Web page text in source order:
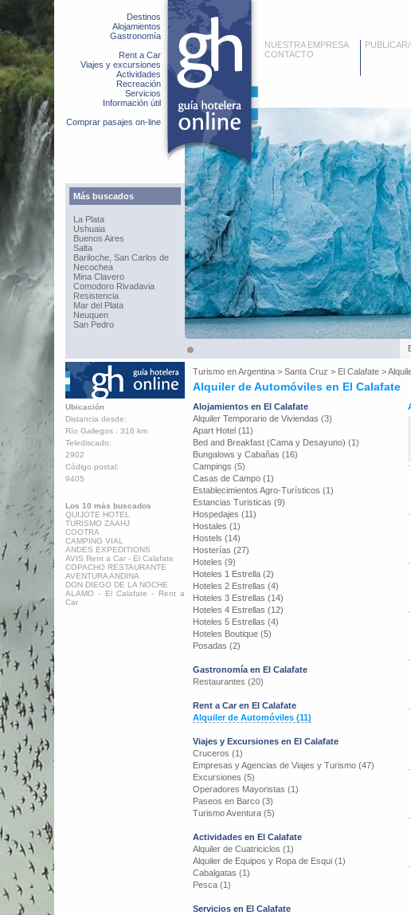
Destinos
Alojamientos
Gastronomía
Rent a Car
Viajes y excursiones
Actividades
Recreación
Servicios
Información útil
Comprar pasajes on-line
Más buscados
La Plata
Ushuaia
Buenos Aires
Salta
Bariloche, San Carlos de
Necochea
Mina Clavero
Comodoro Rivadavia
Resistencia
Mar del Plata
Neuquen
San Pedro
NUESTRA EMPRESA
CONTACTO
Turismo enArgentina > Santa Cruz > El Calafate >
Alquiler de Automóviles en El Calafate
Ubicación
Distancia desde:
Río Gallegos : 316 km
Telediscado:
2902
Código postal:
9405
Los 10 más buscados
QUIJOTE HOTEL
TURISMO ZAAHJ
COOTRA
CAMPING VIAL
ANDES EXPEDITIONS
AVIS Rent a Car - El Calafate
COPACHO RESTAURANTE
AVENTURA ANDINA
DON DIEGO DE LA NOCHE
ALAMO - El Calafate - Rent a
Car
Alojamientos en El Calafate
Alquiler Temporario de Viviendas (3)
Apart Hotel (11)
Bed and Breakfast (Cama y Desayuno) (1)
Bungalows y Cabañas (16)
Campings (5)
Casas de Campo (1)
Establecimientos Agro-Turísticos (1)
Estancias Turisticas (9)
Hospedajes (11)
Hostales (1)
Hostels (14)
Hosterías (27)
Hoteles (9)
Hoteles 1 Estrella (2)
Hoteles 2 Estrellas (4)
Hoteles 3 Estrellas (14)
Hoteles 4 Estrellas (12)
Hoteles 5 Estrellas (4)
Hoteles Boutique (5)
Posadas (2)
Gastronomía en El Calafate
Restaurantes (20)
Rent a Car en El Calafate
Alquiler de Automóviles (11)
Viajes y Excursiones en El Calafate
Cruceros (1)
Empresas y Agencias de Viajes y Turismo (47)
Excursiones (5)
Operadores Mayoristas (1)
Paseos en Barco (3)
Turismo Aventura (5)
Actividades en El Calafate
Alquiler de Cuatriciclos (1)
Alquiler de Equipos y Ropa de Esqui (1)
Cabalgatas (1)
Pesca (1)
Servicios en El Calafate